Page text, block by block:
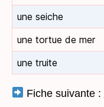
une seiche
une tortue de mer
une truite
Fiche suivante :